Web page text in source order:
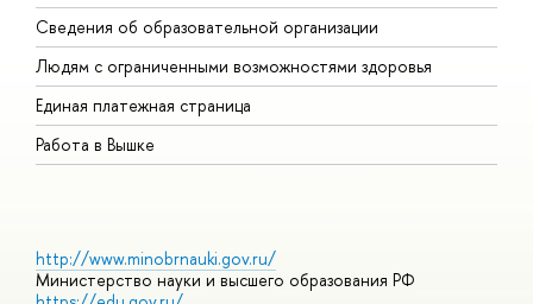
Сведения об образовательной организации
Людям с ограниченными возможностями здоровья
Единая платежная страница
Работа в Вышке
http://www.minobrnauki.gov.ru/
Министерство науки и высшего образования РФ